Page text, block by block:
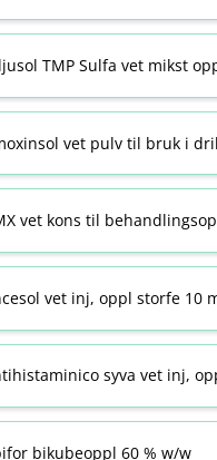
TMP Sulfa vet mikst
vet pulv til bruk i
vet kons til
vet inj, oppl storfe 10
syva vet inj,
bikubeoppl 60 % w​/​w